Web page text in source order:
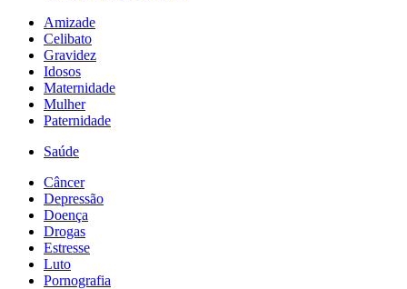
Amizade
Celibato
Gravidez
Idosos
Maternidade
Mulher
Paternidade
Saúde
Câncer
Depressão
Doença
Drogas
Estresse
Luto
Pornografia